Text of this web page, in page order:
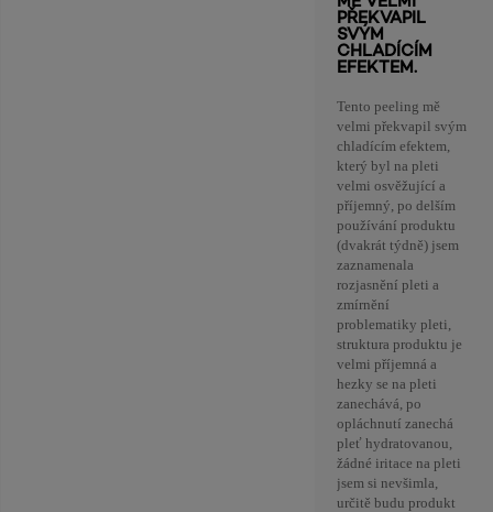
PŘEKVAPIL
SVÝM
CHLADÍCÍM
EFEKTEM.
Tento peeling mě
velmi překvapil svým
chladícím efektem,
který byl na pleti
velmi osvěžující a
příjemný, po delším
používání produktu
(dvakrát týdně) jsem
zaznamenala
rozjasnění pleti a
zmírnění
problematiky pleti,
struktura produktu je
velmi příjemná a
hezky se na pleti
zanechává, po
opláchnutí zanechá
pleť hydratovanou,
žádné iritace na pleti
jsem si nevšimla,
určitě budu produkt